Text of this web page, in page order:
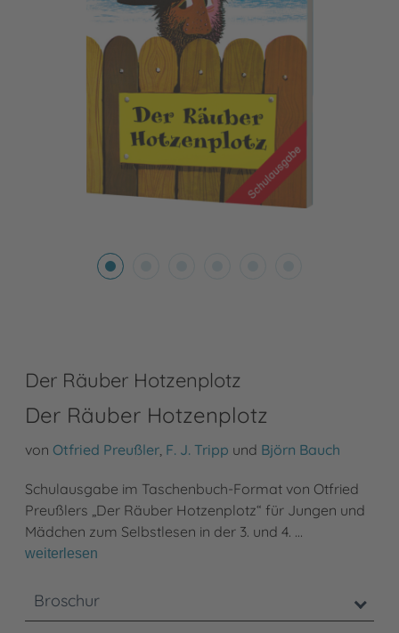
Der Räuber Hotzenplotz
Der Räuber Hotzenplotz
von Otfried Preußler, F. J. Tripp und Björn Bauch
Schulausgabe im Taschenbuch-Format von Otfried
Preußlers „Der Räuber Hotzenplotz“ für Jungen und
Mädchen zum Selbstlesen in der 3. und 4. …
weiterlesen
Broschur